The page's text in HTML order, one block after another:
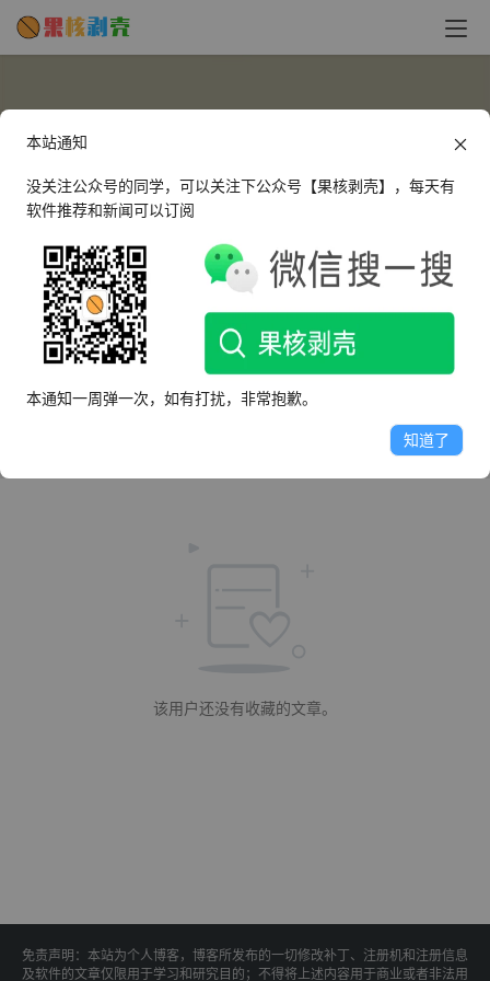
yumi250
这个人很懒，什么都没有留下～
该用户还没有收藏的文章。
免责声明：本站为个人博客，博客所发布的一切修改补丁、注册机和注册信息
及软件的文章仅限用于学习和研究目的；不得将上述内容用于商业或者非法用
本站通知
没关注公众号的同学，可以关注下公众号【果核剥壳】，每天有
软件推荐和新闻可以订阅
本通知一周弹一次，如有打扰，非常抱歉。
知道了